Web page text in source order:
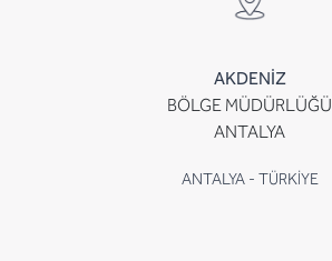
AKDENİZ
BÖLGE MÜDÜRLÜĞÜ
ANTALYA
ANTALYA - TÜRKİYE